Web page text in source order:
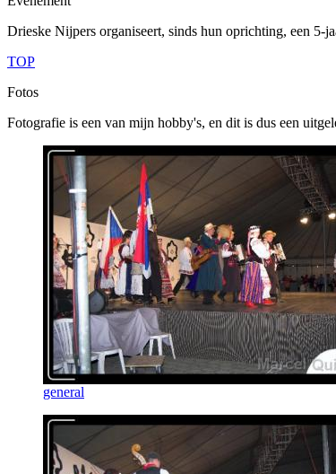
Drieske Nijpers organiseert, sinds hun oprichting, een
TOP
Fotos
Fotografie is een van mijn hobby's, en dit is dus een
general